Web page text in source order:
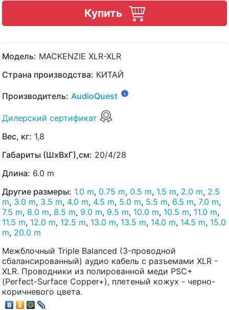
Купить
Модель: MACKENZIE XLR-XLR
Страна производства: КИТАЙ
Производитель: AudioQuest
Дилерский сертификат
Вес, кг: 1,8
Габариты (ШхВхГ),см: 20/4/28
Длина: 6.0 m
Другие размеры: 1.0 m, 0.75 m, 0.5 m, 1.5 m, 2.0 m, 2.5
m, 3.0 m, 3.5 m, 4.0 m, 4.5 m, 5.0 m, 5.5 m, 6.5 m, 7.0 m,
7.5 m, 8.0 m, 8.5 m, 9.0 m, 9.5 m, 10.0 m, 10.5 m, 11.0 m,
11.5 m, 12.0 m, 12.5 m, 13.0 m, 13.5 m, 14.0 m, 14.5 m, 15.0
m, 20.0 m
Межблочный Triple Balanced (3-проводной
сбалансированный) аудио кабель с разъемами XLR -
XLR. Проводники из полированной меди PSC+
(Perfect-Surface Copper+), плетеный кожух - черно-
коричневого цвета.